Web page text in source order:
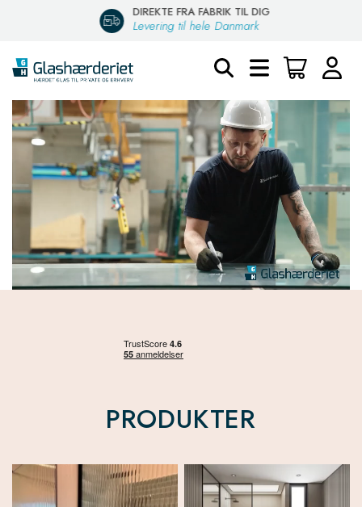
DIREKTE FRA FABRIK TIL DIG
Levering til hele Danmark
PRODUKTER